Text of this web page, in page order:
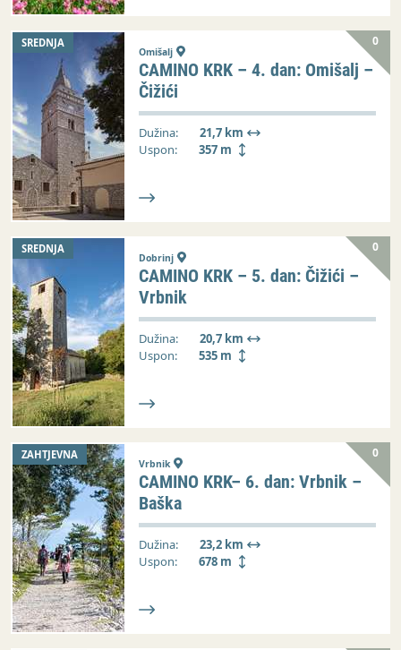
SREDNJA 0
Omišalj
CAMINO KRK – 4. dan: Omišalj –
Čižići
Dužina:
21,7 km
Uspon:
357 m
SREDNJA 0
Dobrinj
CAMINO KRK – 5. dan: Čižići –
Vrbnik
Dužina:
20,7 km
Uspon:
535 m
ZAHTJEVNA 0
Vrbnik
CAMINO KRK– 6. dan: Vrbnik –
Baška
Dužina:
23,2 km
Uspon:
678 m